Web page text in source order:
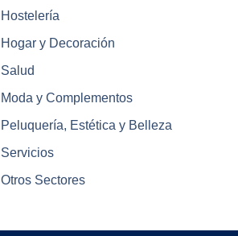
Hostelería
Hogar y Decoración
Salud
Moda y Complementos
Peluquería, Estética y Belleza
Servicios
Otros Sectores